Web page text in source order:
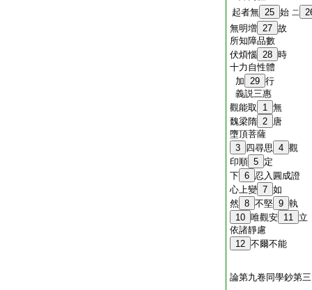
起者無 25 始 二
無明増 27 故
所知障品數
伏煩惱 28 時
十力自性體
加 29 行
義説三惠
觀能取
1 無
魏梁隋 2 唐
墮頂菩薩
3 四尋思 4 觀
印順 5 定
下 6 忍入圓成證
心上變 7 如
然 8 不堅 9 執
10 唯觀安 11 立
依諸靜慮
12 不爾不能
論第九卷同學鈔第三